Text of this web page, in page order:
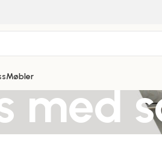
Møbler
med